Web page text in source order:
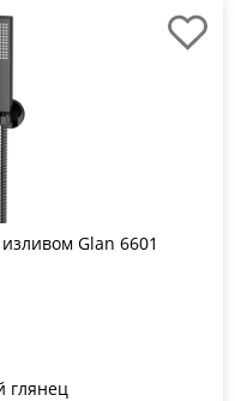
Glan 6601
глянец